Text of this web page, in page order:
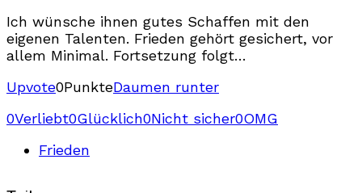
Ich wünsche ihnen gutes Schaffen mit den
eigenen Talenten. Frieden gehört gesichert, vor
allem Minimal. Fortsetzung folgt…
Upvote0PunkteDaumen runter
0Verliebt0Glücklich0Nicht sicher0OMG
Frieden